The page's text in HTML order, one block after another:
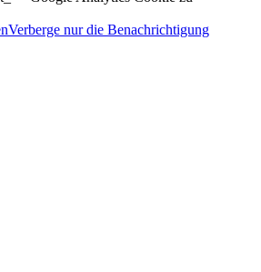
Verberge nur die Benachrichtigung